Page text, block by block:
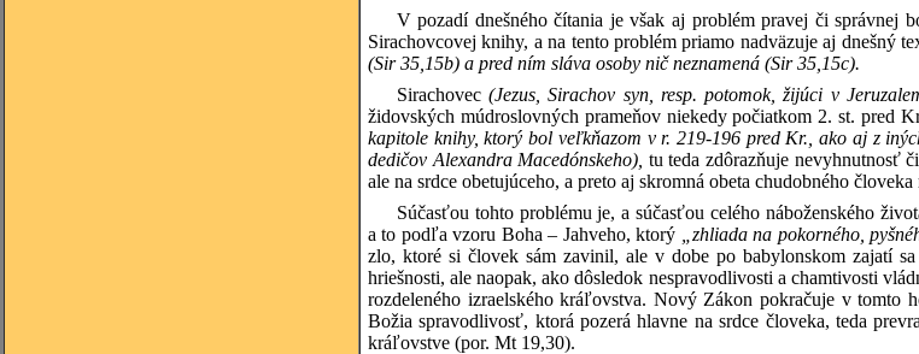
V pozadí dnešného čítania je však aj problém pravej či správnej
Sirachovcovej knihy, a na tento problém priamo nadväzuje aj dnešný
(Sir 35,15b) a pred ním sláva osoby nič neznamená (Sir 35,15c).
Sirachovec(Jezus, Sirachov syn, resp. potomok, žijúci v
židovských múdroslovných prameňov niekedy počiatkom 2. st. pred
kapitole knihy, ktorý bol veľkňazom v r. 219-196 pred Kr., ako aj z
dedičov Alexandra Macedónskeho), tu teda zdôrazňuje nevyhnutnosť
ale na srdce obetujúceho, a preto aj skromná obeta chudobného
Súčasťou tohto problému je, a súčasťou celého náboženského
a to podľa vzoru Boha – Jahveho, ktorý
„zhliada na pokorného,
zlo, ktoré si človek sám zavinil, ale v dobe po babylonskom zajatí
hriešnosti, ale naopak, ako dôsledok nespravodlivosti a chamtivosti
rozdeleného izraelského kráľovstva. Nový Zákon pokračuje v tomto
Božia spravodlivosť, ktorá pozerá hlavne na srdce človeka, teda
kráľovstve (por. Mt 19,30).